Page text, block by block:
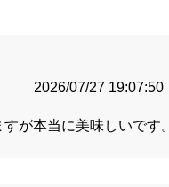
2026/07/27 19:07:50
が本当に美味しいです。